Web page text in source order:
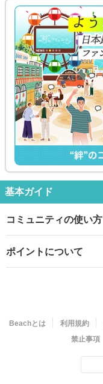
基本ガイド
コミュニティの使い方
ポイントについて
Beachとは 利用規約
禁止事項